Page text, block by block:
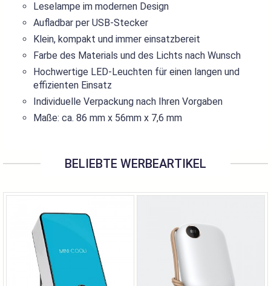
Leselampe im modernen Design
Aufladbar per USB-Stecker
Klein, kompakt und immer einsatzbereit
Farbe des Materials und des Lichts nach Wunsch
Hochwertige LED-Leuchten für einen langen und
effizienten Einsatz
Individuelle Verpackung nach Ihren Vorgaben
Maße: ca. 86 mm x 56mm x 7,6 mm
BELIEBTE WERBEARTIKEL